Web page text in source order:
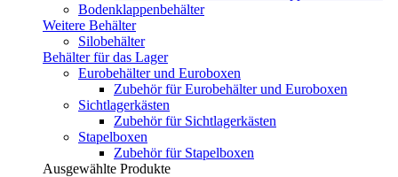
Bodenklappenbehälter
Weitere Behälter
Silobehälter
Behälter für das Lager
Eurobehälter und Euroboxen
Zubehör für Eurobehälter und Euroboxen
Sichtlagerkästen
Zubehör für Sichtlagerkästen
Stapelboxen
Zubehör für Stapelboxen
Ausgewählte Produkte